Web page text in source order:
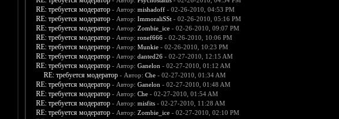
RE: требуется модератор - Автор: mishadoff- 02-26-2010, 04:53 PM
RE: требуется модератор - Автор: ImmoraliSSt- 02-26-2010, 05:16 PM
RE: требуется модератор - Автор: Zombie_ice- 02-26-2010, 09:07 PM
RE: требуется модератор - Автор: ronef666- 02-26-2010, 10:06 PM
RE: требуется модератор - Автор: Munkie- 02-26-2010, 10:23 PM
RE: требуется модератор - Автор: danted26- 02-27-2010, 12:15 AM
RE: требуется модератор - Автор: Ganelon - 02-27-2010, 01:12 AM
RE: требуется модератор - Автор: Che- 02-27-2010, 01:34 AM
RE: требуется модератор - Автор: Ganelon - 02-27-2010, 01:48 AM
RE: требуется модератор - Автор: Che- 02-27-2010, 01:54 AM
RE: требуется модератор - Автор: misfits- 02-27-2010, 11:28 AM
RE: требуется модератор - Автор: Zombie_ice- 02-27-2010, 02:10 PM